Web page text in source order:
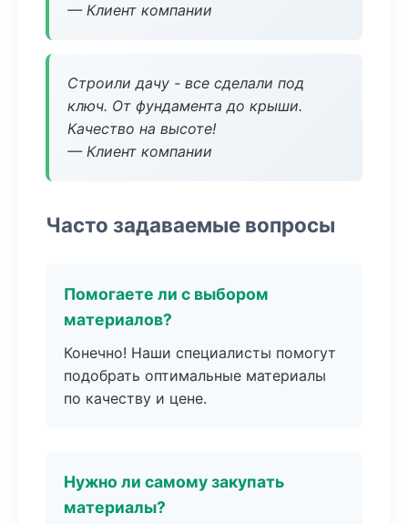
— Клиент компании
Строили дачу - все сделали под
ключ. От фундамента до крыши.
Качество на высоте!
— Клиент компании
Часто задаваемые вопросы
Помогаете ли с выбором
материалов?
Конечно! Наши специалисты помогут
подобрать оптимальные материалы
по качеству и цене.
Нужно ли самому закупать
материалы?